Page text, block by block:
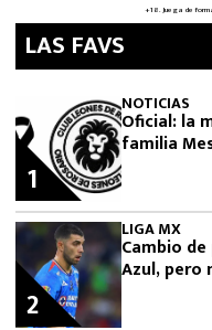
LAS FAVS
NOTICIAS
Oficial: la
familia
1
LIGA MX
Cambio
Azul, pero
2